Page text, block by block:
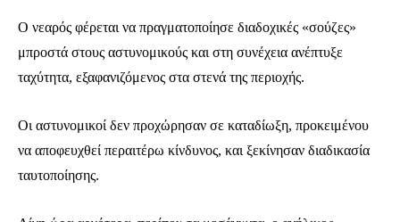
Ο νεαρός φέρεται να πραγματοποίησε διαδοχικές «σούζες»
μπροστά στους αστυνομικούς και στη συνέχεια ανέπτυξε
ταχύτητα, εξαφανιζόμενος στα στενά της περιοχής.
Οι αστυνομικοί δεν προχώρησαν σε καταδίωξη, προκειμένου
να αποφευχθεί περαιτέρω κίνδυνος, και ξεκίνησαν διαδικασία
ταυτοποίησης.